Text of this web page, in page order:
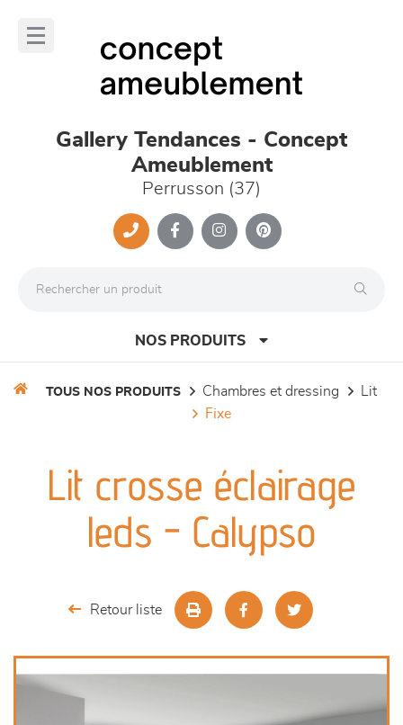
Gallery Tendances - Concept
Ameublement
Perrusson (37)
NOS PRODUITS
séjours
meubles de complément
décoration
TOUS NOS PRODUITS chambres et dressing
lit
fixe
Lit crosse éclairage
leds - Calypso
Retour liste